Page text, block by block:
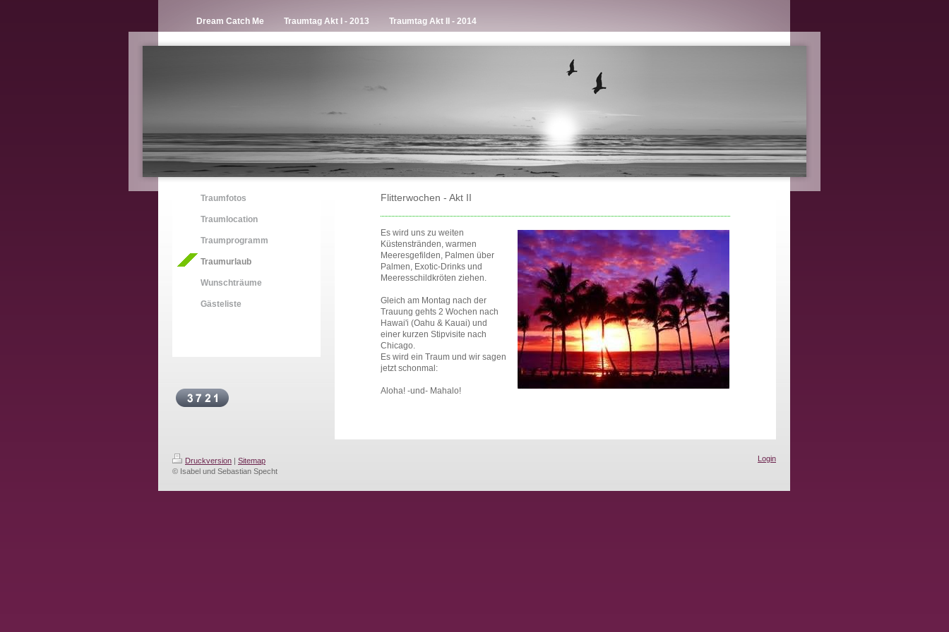
Dream Catch Me Traumtag Akt I - 2013 Traumtag Akt II - 2014
Traumfotos
Traumlocation
Traumprogramm
Traumurlaub
Wunschträume
Gästeliste
Flitterwochen - Akt II
Es wird uns zu weiten
Küstenstränden, warmen
Meeresgefilden, Palmen über
Palmen, Exotic-Drinks und
Meeresschildkröten ziehen.
Gleich am Montag nach der
Trauung gehts 2 Wochen nach
Hawai'i (Oahu & Kauai) und
einer kurzen Stipvisite nach
Chicago.
Es wird ein Traum und wir sagen
jetzt schonmal:
Aloha! -und- Mahalo!
Druckversion | Sitemap
© Isabel und Sebastian Specht
Login